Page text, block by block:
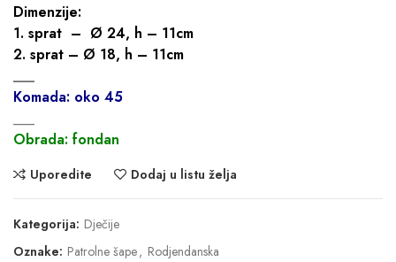
Dimenzije:
1. sprat – Ø 24, h – 11cm
2. sprat – Ø 18, h – 11cm
___
Komada: oko 45
Obrada: fondan
Uporedite Dodaj u listu želja
Kategorija: Dječije
Oznake: Patrolne šape, Rodjendanska